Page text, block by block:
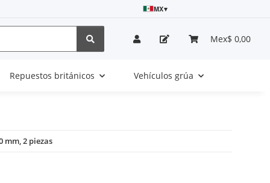
MX▾
Mex$ 0,00
Repuestos británicos Vehículos grúa
mm, 2 piezas